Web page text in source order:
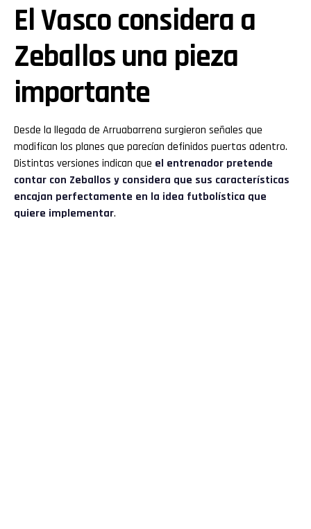
El Vasco considera a
Zeballos una pieza
importante
Desde la llegada de Arruabarrena surgieron señales que
modifican los planes que parecían definidos puertas adentro.
Distintas versiones indican que el entrenador pretende
contar con Zeballos y considera que sus características
encajan perfectamente en la idea futbolística que
quiere implementar.